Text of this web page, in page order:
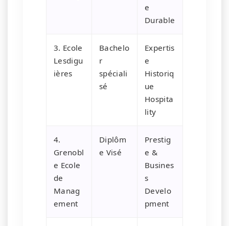
e
Durable
3. Ecole
Lesdigu
ières
Bachelo
r
spéciali
sé
Expertis
e
Historiq
ue
Hospita
lity
4.
Grenobl
e Ecole
de
Manag
ement
Diplôm
e Visé
Prestig
e &
Busines
s
Develo
pment